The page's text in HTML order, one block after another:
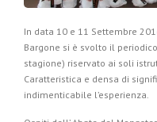
In data 10 e 11 Settembre
Bargone si è svolto il
stagione) riservato ai soli
Caratteristica e densa di
indimenticabile l’esperienza.